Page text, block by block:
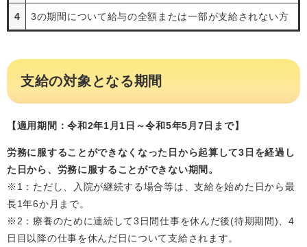
4 3の期間について給与の全額または一部が支給されない方
支給の対象となる期間
【適用期間：令和2年1月1日～令和5年5月7日まで】
労務に服することができなくなった日から起算して3日を経過し
た日から、労務に服することができない期間。
※1：ただし、入院が継続する場合等は、支給を始めた日から最
長1年6か月まで。
※2：療養のために連続して3日間仕事を休んだ後(待期期間)、4
日目以降の仕事を休んだ日について支給されます。